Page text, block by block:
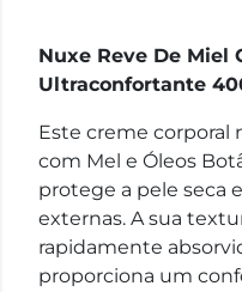
Nuxe Reve De Miel
Ultraconfortante
Este creme
com Mel e Óleos
protege a pele seca
externas. A sua
rapidamente
proporciona um